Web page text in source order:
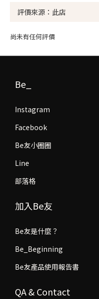
尚未有任何評價
Be_
Instagram
Facebook
Be友小圈圈
Line
部落格
加入Be友
Be友是什麼？
Be_Beginning
Be友產品使用報告書
QA & Contact